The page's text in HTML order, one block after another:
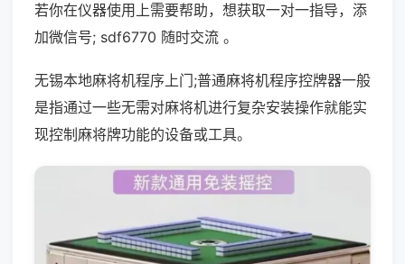
若你在仪器使用上需要帮助，想获取一对一指导，添
加微信号; sdf6770 随时交流 。
无锡本地麻将机程序上门;普通麻将机程序控牌器一般
是指通过一些无需对麻将机进行复杂安装操作就能实
现控制麻将牌功能的设备或工具。